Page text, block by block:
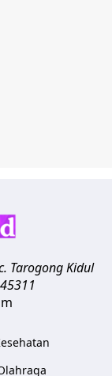
Tarogong Kidul
45311